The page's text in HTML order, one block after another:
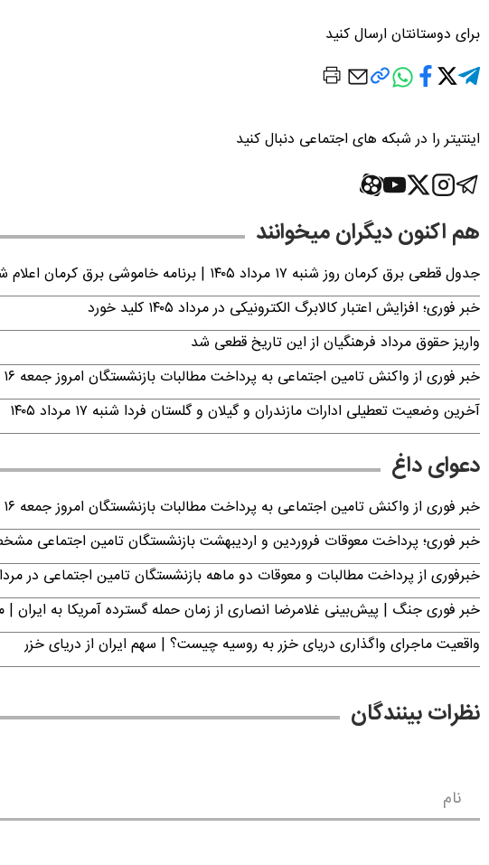
برای دوستانتان ارسال کنید
اینتیتر را در شبکه های اجتماعی دنبال کنید
هم اکنون دیگران میخوانند
جدول قطعی برق کرمان روز شنبه ۱۷ مرداد ۱۴۰۵ | برنامه خاموشی برق کرمان اعلام شد
خبر فوری؛ افزایش اعتبار کالابرگ الکترونیکی در مرداد ۱۴۰۵ کلید خورد
واریز حقوق مرداد فرهنگیان از این تاریخ قطعی شد
خبر فوری از واکنش تامین اجتماعی به پرداخت مطالبات بازنشستگان امروز جمعه ۱۶ مرداد ۱۴۰۵
آخرین وضعیت تعطیلی ادارات مازندران و گیلان و گلستان فردا شنبه ۱۷ مرداد ۱۴۰۵
دعوای داغ
خبر فوری از واکنش تامین اجتماعی به پرداخت مطالبات بازنشستگان امروز جمعه ۱۶ مرداد ۱۴۰۵
خبر فوری؛ پرداخت معوقات فروردین و اردیبهشت بازنشستگان تامین اجتماعی
خبرفوری از پرداخت مطالبات و معوقات دو ماهه بازنشستگان تامین اجتماعی در مرداد
خبر فوری جنگ | پیش‌بینی غلامرضا انصاری از زمان حمله گسترده آمریکا به ایران |
واقعیت ماجرای واگذاری دریای خزر به روسیه چیست؟ | سهم ایران از دریای خزر
نظرات بینندگان
نام